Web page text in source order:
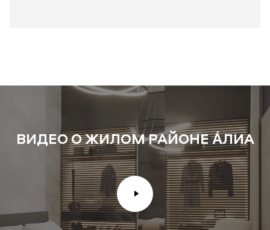
ВИДЕО О ЖИЛОМ РАЙОНЕ А́ЛИА